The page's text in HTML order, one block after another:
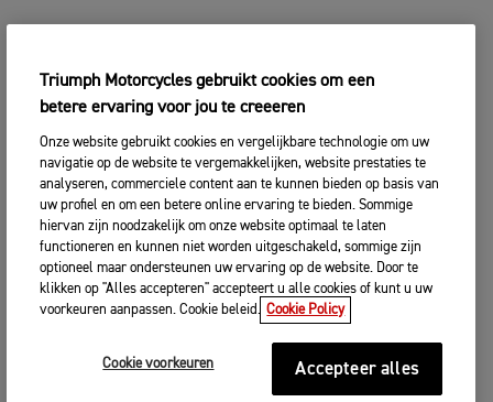
Triumph Motorcycles gebruikt cookies om een
betere ervaring voor jou te creeeren
Onze website gebruikt cookies en vergelijkbare technologie om uw
navigatie op de website te vergemakkelijken, website prestaties te
analyseren, commerciele content aan te kunnen bieden op basis van
uw profiel en om een betere online ervaring te bieden. Sommige
hiervan zijn noodzakelijk om onze website optimaal te laten
functioneren en kunnen niet worden uitgeschakeld, sommige zijn
optioneel maar ondersteunen uw ervaring op de website. Door te
klikken op "Alles accepteren" accepteert u alle cookies of kunt u uw
voorkeuren aanpassen. Cookie beleid. Cookie Policy
Cookie voorkeuren Accepteer alles